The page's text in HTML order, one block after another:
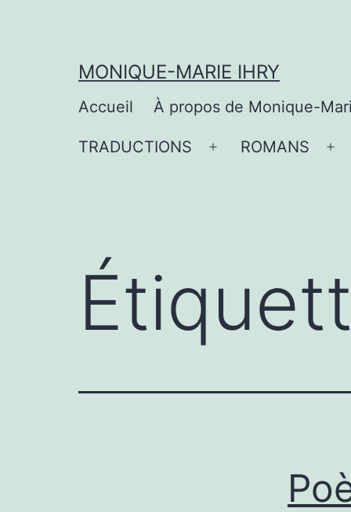
MONIQUE-MARIE IHRY
Accueil À propos de Monique-
TRADUCTIONS
Ouvrir
ROMANS